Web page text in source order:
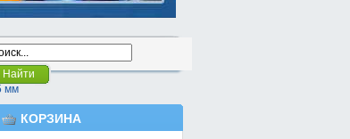
Найти
мм
КОРЗИНА